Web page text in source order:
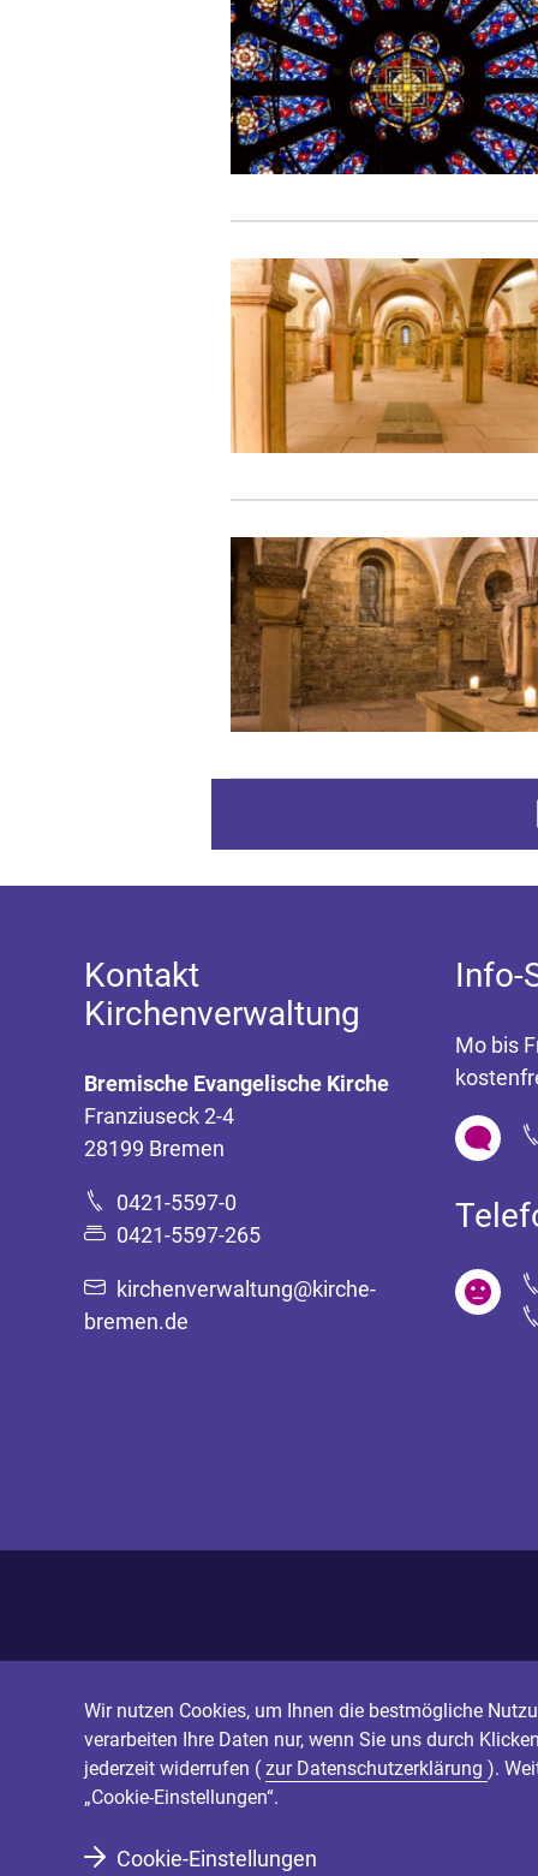
Kontakt
Kirchenverwaltung
Bremische Evangelische Kirche
Franziuseck 2-4
28199 Bremen
0421-5597-0
0421-5597-265
kirchenverwaltung@kirche-
bremen.de
Info-
Mo bis
Wir nutzen Cookies, um Ihnen die bestmögliche
verarbeiten Ihre Daten nur, wenn Sie uns durch
jederzeit widerrufen ( zur Datenschutzerklärung ).
„Cookie-Einstellungen“.
Cookie-Einstellungen